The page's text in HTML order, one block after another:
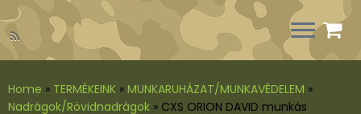
Home » TERMÉKEINK » MUNKARUHÁZAT/MUNKAVÉDELEM »
Nadrágok/Rövidnadrágok » CXS ORION DAVID munkás